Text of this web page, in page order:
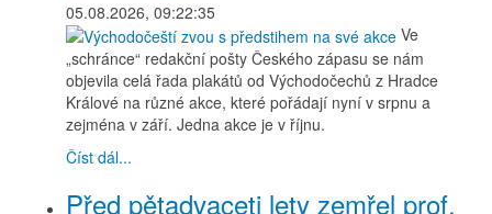
05.08.2026, 09:22:35
Ve
„schránce“ redakční pošty Českého zápasu se nám
objevila celá řada plakátů od Východočechů z Hradce
Králové na různé akce, které pořádají nyní v srpnu a
zejména v září. Jedna akce je v říjnu.
Číst dál...
Před pětadvaceti lety zemřel prof.